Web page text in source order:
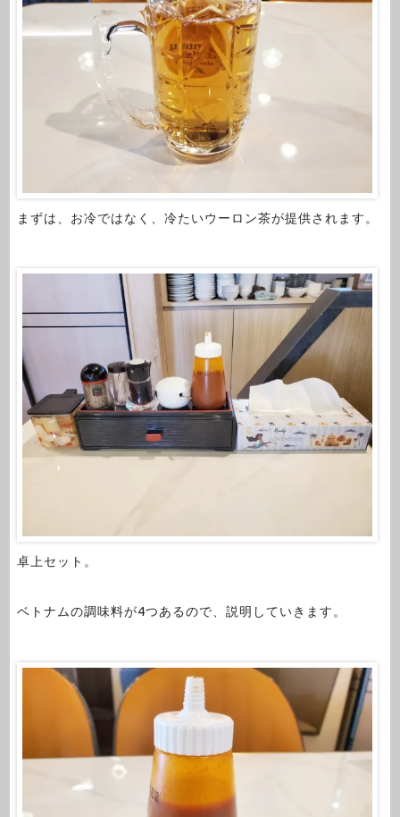
まずは、お冷ではなく、冷たいウーロン茶が提供されます。
卓上セット。
ベトナムの調味料が4つあるので、説明していきます。